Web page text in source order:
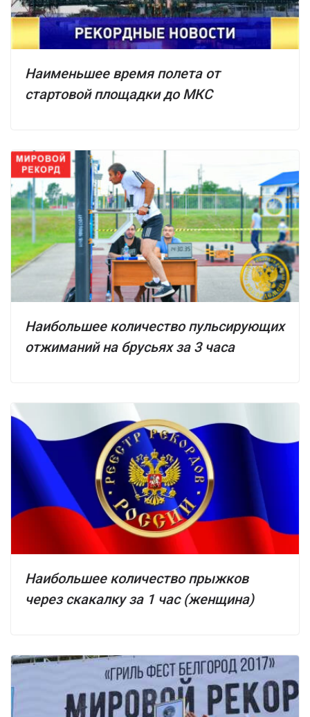
Наименьшее время полета от
стартовой площадки до МКС
Наибольшее количество пульсирующих
отжиманий на брусьях за 3 часа
Наибольшее количество прыжков
через скакалку за 1 час (женщина)